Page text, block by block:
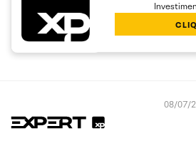
08/07/